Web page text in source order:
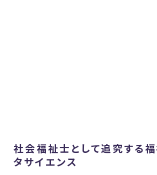
社会福祉士として追究する
タサイエンス